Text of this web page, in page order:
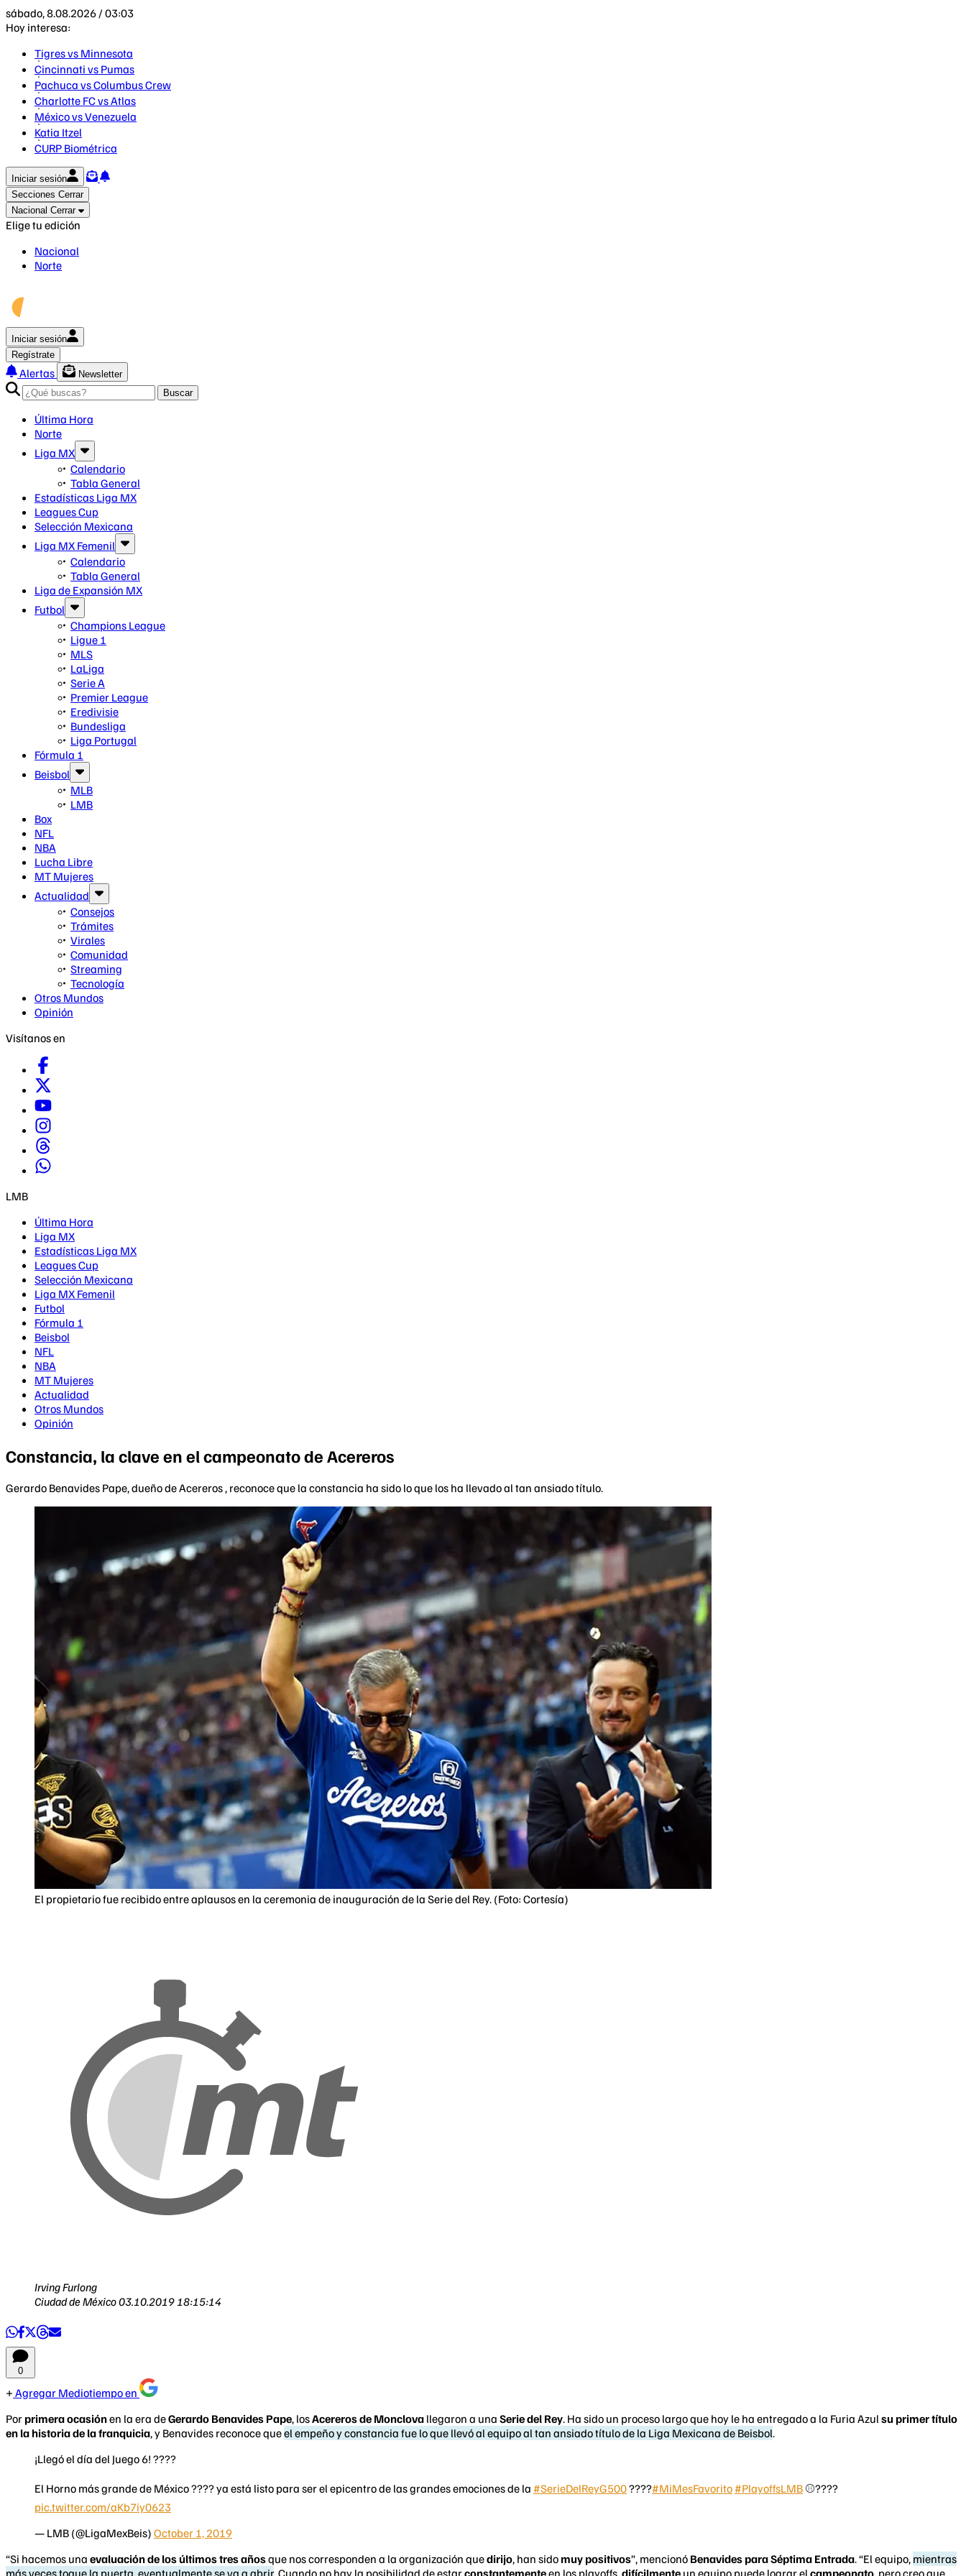
sábado, 8.08.2026 / 03:03
Hoy interesa:
Tigres vs Minnesota
Cincinnati vs Pumas
Pachuca vs Columbus Crew
Charlotte FC vs Atlas
México vs Venezuela
Katia Itzel
CURP Biométrica
Iniciar sesión
Secciones Cerrar
Nacional Cerrar
Elige tu edición
Nacional
Norte
Iniciar sesión
Regístrate
Alertas
Newsletter
Buscar
Última Hora
Norte
Liga MX
Calendario
Tabla General
Estadísticas Liga MX
Leagues Cup
Selección Mexicana
Liga MX Femenil
Calendario
Tabla General
Liga de Expansión MX
Futbol
Champions League
Ligue 1
MLS
LaLiga
Serie A
Premier League
Eredivisie
Bundesliga
Liga Portugal
Fórmula 1
Beisbol
MLB
LMB
Box
NFL
NBA
Lucha Libre
MT Mujeres
Actualidad
Consejos
Trámites
Virales
Comunidad
Streaming
Tecnología
Otros Mundos
Opinión
Visítanos en
LMB
Última Hora
Liga MX
Estadísticas Liga MX
Leagues Cup
Selección Mexicana
Liga MX Femenil
Futbol
Fórmula 1
Beisbol
NFL
NBA
MT Mujeres
Actualidad
Otros Mundos
Opinión
Constancia, la clave en el campeonato de Acereros
Gerardo Benavides Pape, dueño de Acereros , reconoce que la constancia ha sido lo que los ha llevado al tan ansiado título.
El propietario fue recibido entre aplausos en la ceremonia de inauguración de la Serie del Rey. (Foto: Cortesía)
Irving Furlong
Ciudad de México03.10.2019 18:15:14
0
Agregar Mediotiempo en
Por primera ocasiónen la era deGerardo Benavides Pape, losAcereros de Monclova llegaron a una Serie del Rey. Ha sido un proceso largo que hoy le ha entregado a la Furia Azul su primer título
en la historia de la franquicia, y Benavides reconoce queel empeño y constancia fue lo que llevó al equipo al tan ansiado título de la Liga Mexicana de Beisbol.
¡Llegó el día del Juego 6! ????
El Horno más grande de México ????️ ya está listo para ser el epicentro de las grandes emociones de la #SerieDelReyG500????#MiMesFavorito #PlayoffsLMB ⚾????
pic.twitter.com/aKb7iy0623
— LMB (@LigaMexBeis) October 1, 2019
“Si hacemos una evaluación de los últimos tres añosque nos corresponden a la organización quedirijo, han sido muy positivos”, mencionó Benavides para Séptima Entrada. “El equipo, mientras
más veces toque la puerta, eventualmente se va a abrir. Cuando no hay la posibilidad de estarconstantementeen los playoffs, difícilmente un equipo puede lograr el campeonato , pero creo que